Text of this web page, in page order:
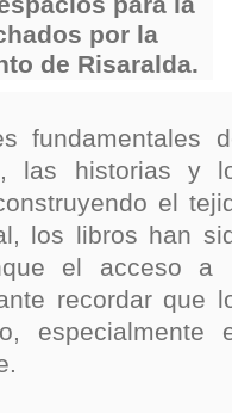
con
y paz
en el municipio de
la construcción de 400
por la
de Risaralda.
fundamentales
las historias y
el
los libros han
el acceso a
recordar que
especialmente